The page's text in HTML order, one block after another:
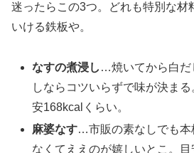
迷ったらこの3つ。どれも特別な材
いける鉄板や。
なすの煮浸し …焼いてから白だ
しならコツいらずで味が決ま
安168kcalくらい。
麻婆なす…市販の素なしでも本
なくてええのが嬉しいとこ。